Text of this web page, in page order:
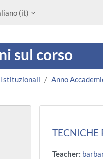
‎(it)‎
sul corso
Anno
TECNICHE
Teacher: